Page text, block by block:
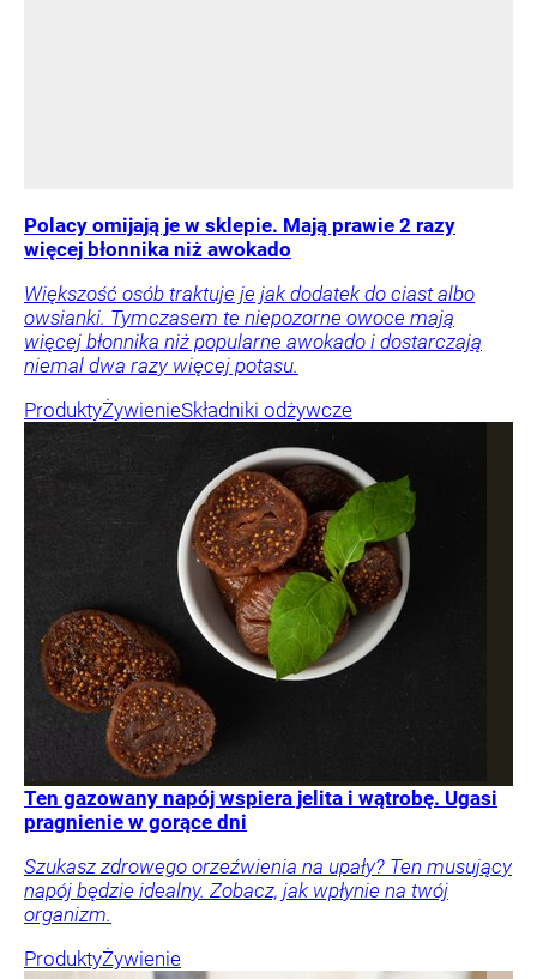
Polacy omijają je w sklepie. Mają prawie 2 razy
więcej błonnika niż awokado
Większość osób traktuje je jak dodatek do ciast albo
owsianki. Tymczasem te niepozorne owoce mają
więcej błonnika niż popularne awokado i dostarczają
niemal dwa razy więcej potasu.
ProduktyŻywienieSkładniki odżywcze
Ten gazowany napój wspiera jelita i wątrobę. Ugasi
pragnienie w gorące dni
Szukasz zdrowego orzeźwienia na upały? Ten musujący
napój będzie idealny. Zobacz, jak wpłynie na twój
organizm.
ProduktyŻywienie